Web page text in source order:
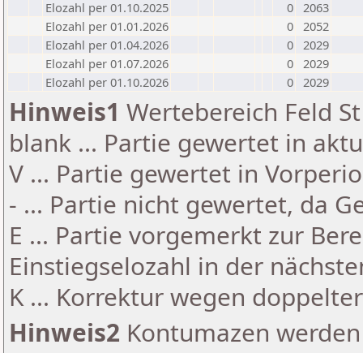
Elozahl per 01.10.2025
0 2063
Elozahl per 01.01.2026
0 2052
Elozahl per 01.04.2026
0 2029
Elozahl per 01.07.2026
0 2029
Elozahl per 01.10.2026
0 2029
Hinweis1 Wertebereich Feld
blank ... Partie gewertet in
V ... Partie gewertet in
- ... Partie nicht gewertet, da
E ... Partie vorgemerkt zur
Einstiegselozahl in der
K ... Korrektur wegen
Hinweis2 Kontumazen